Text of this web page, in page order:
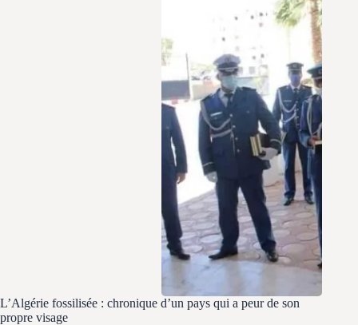
L’Algérie fossilisée : chronique d’un pays qui a peur de son
propre visage